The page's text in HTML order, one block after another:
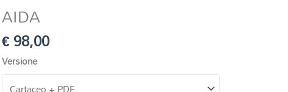
AIDA
€98,00
Versione